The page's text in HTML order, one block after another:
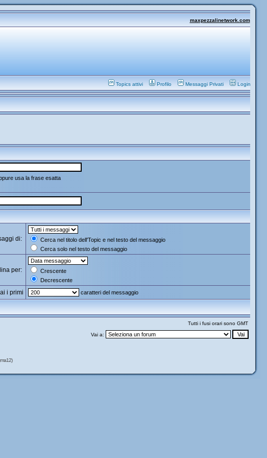
maxpezzalinetwork.com
Topics attivi Profilo Messaggi Privati Login
usa la frase esatta
di:
Cerca nel titolo dell'Topic e nel testo del messaggio
Cerca solo nel testo del messaggio
per:
Crescente
Decrescente
i primi caratteri del messaggio
Tutti i fusi orari sono GMT
Vai a: